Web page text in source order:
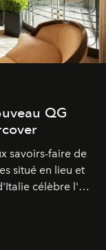
QG
savoirs-faire de
situé en lieu et
célèbre l'art
intemporelle.